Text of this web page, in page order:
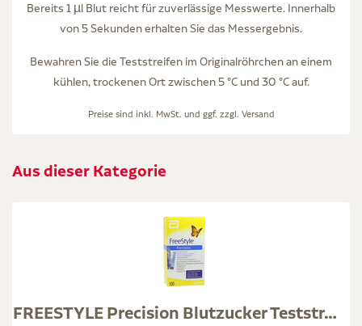
Bereits 1 µl Blut reicht für zuverlässige Messwerte. Innerhalb
von 5 Sekunden erhalten Sie das Messergebnis.
Bewahren Sie die Teststreifen im Originalröhrchen an einem
kühlen, trockenen Ort zwischen 5 °C und 30 °C auf.
Preise sind inkl. MwSt. und ggf. zzgl. Versand
Aus dieser Kategorie
FREESTYLE Precision Blutzucker Teststr.o.Codierung